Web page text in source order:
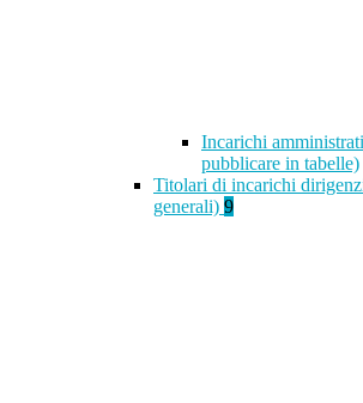
Incarichi
pubblicare in tabelle)
Titolari di incarichi
generali) 9